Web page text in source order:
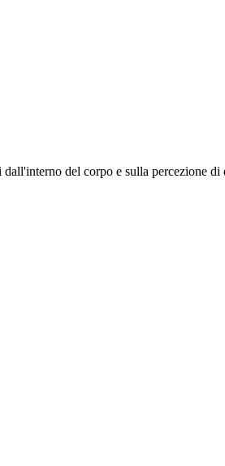
del corpo e sulla percezione